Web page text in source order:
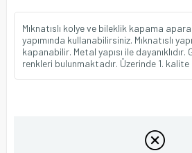
Mıknatıslı kolye ve bileklik kapama
yapımında kullanabilirsiniz. Mıknatıslı
kapanabilir. Metal yapısı ile
renkleri bulunmaktadır. Üzerinde 1.